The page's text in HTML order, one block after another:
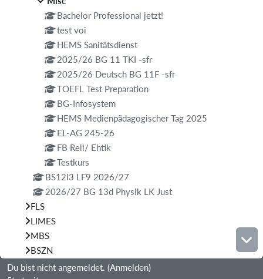
Bachelor Professional jetzt!
test voi
HEMS Sanitätsdienst
2025/26 BG 11 TKI -sfr
2025/26 Deutsch BG 11F -sfr
TOEFL Test Preparation
BG-Infosystem
HEMS Medienpädagogischer Tag 2025
EL-AG 245-26
FB Reli/ Ehtik
Testkurs
BS12I3 LF9 2026/27
2026/27 BG 13d Physik LK Just
FLS
LIMES
MBS
BSZN
Du bist nicht angemeldet. (Anmelden)